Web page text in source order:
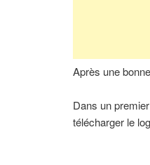
Après une
Dans un
télécharger le